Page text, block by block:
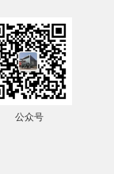
公众号